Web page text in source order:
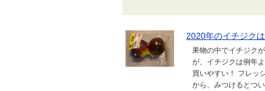
2020年のイチジクは
果物の中でイチジク
が、イチジクは例年
買いやすい！ フレッ
から、みつけるとつ